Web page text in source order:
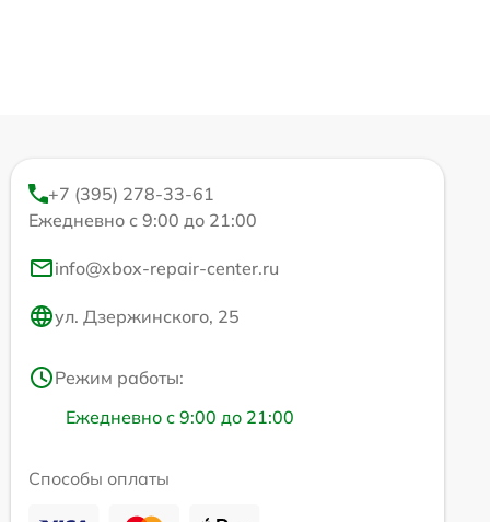
+7 (395) 278-33-61
Ежедневно с 9:00 до 21:00
info@xbox-repair-center.ru
ул. Дзержинского, 25
Режим работы:
Ежедневно с 9:00 до 21:00
Способы оплаты